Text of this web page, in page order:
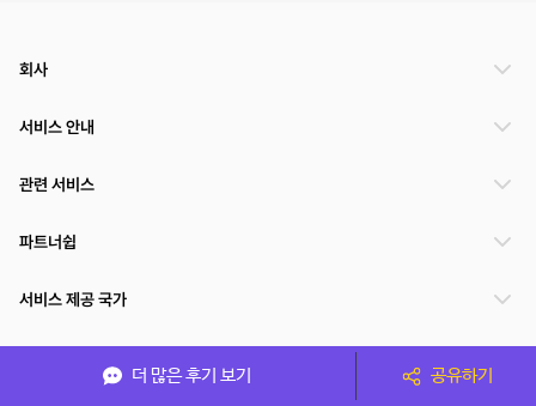
더 많은 후기 보기 공유하기
회사
서비스 안내
관련 서비스
파트너쉽
서비스 제공 국가
(주)NSPACE 사업자정보